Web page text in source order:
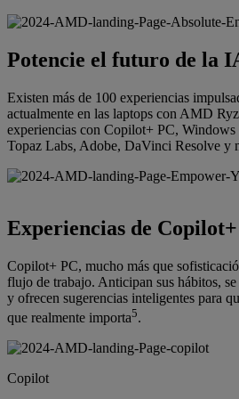
Potencie el futuro de la
Existen más de 100 experiencias
actualmente en las laptops con AMD
experiencias con Copilot+ PC, Windows
Topaz Labs, Adobe, DaVinci Resolve y
Experiencias de
Copilot+ PC, mucho más que
flujo de trabajo. Anticipan sus hábitos, se
y ofrecen sugerencias inteligentes para
que realmente importa5.
Copilot